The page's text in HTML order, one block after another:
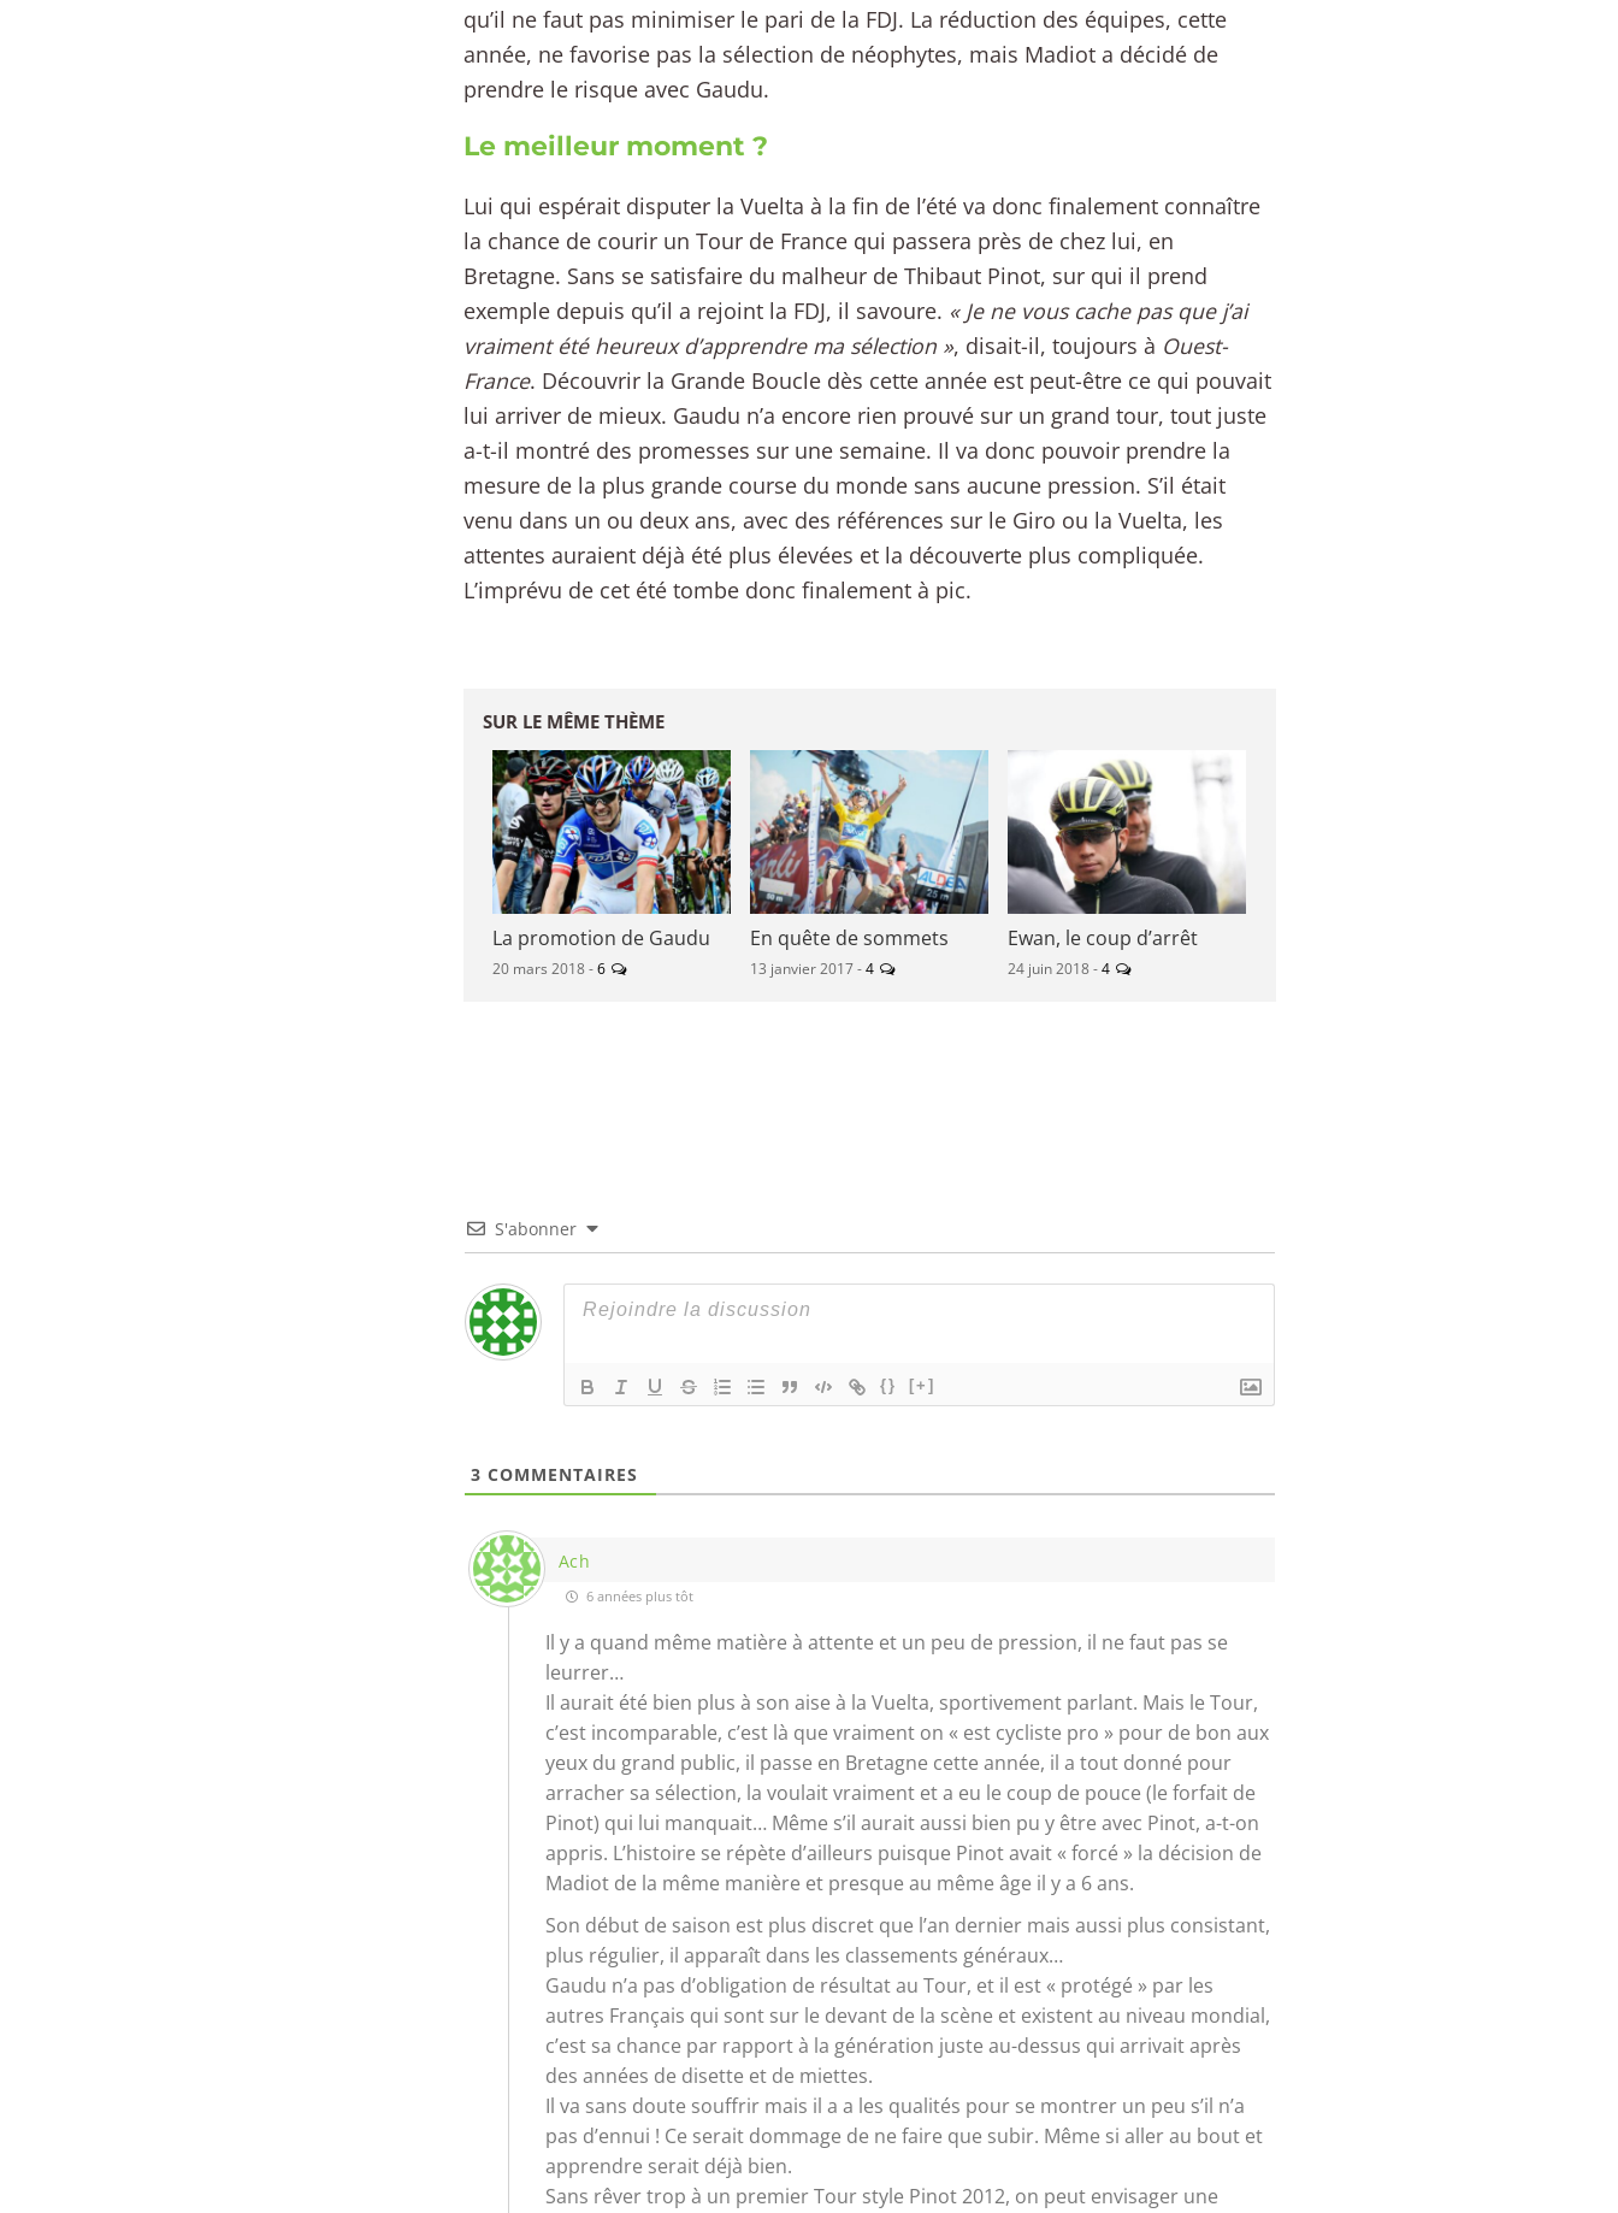
qu’il ne faut pas minimiser le pari de la FDJ. La réduction des équipes, cette
année, ne favorise pas la sélection de néophytes, mais Madiot a décidé de
prendre le risque avec Gaudu.
Le meilleur moment ?
Lui qui espérait disputer la Vuelta à la fin de l’été va donc finalement connaître
la chance de courir un Tour de France qui passera près de chez lui, en
Bretagne. Sans se satisfaire du malheur de Thibaut Pinot, sur qui il prend
exemple depuis qu’il a rejoint la FDJ, il savoure. « Je ne vous cache pas que j’ai
vraiment été heureux d’apprendre ma sélection », disait-il, toujours à Ouest-
France. Découvrir la Grande Boucle dès cette année est peut-être ce qui pouvait
lui arriver de mieux. Gaudu n’a encore rien prouvé sur un grand tour, tout juste
a-t-il montré des promesses sur une semaine. Il va donc pouvoir prendre la
mesure de la plus grande course du monde sans aucune pression. S’il était
venu dans un ou deux ans, avec des références sur le Giro ou la Vuelta, les
attentes auraient déjà été plus élevées et la découverte plus compliquée.
L’imprévu de cet été tombe donc finalement à pic.
SUR LE MÊME THÈME
La promotion de Gaudu
20 mars 2018 -6
En quête de sommets
13 janvier 2017 -4
Ewan, le coup d’arrêt
24 juin 2018 -4
S'abonner
{} [+]
3 COMMENTAIRES
Ach
6 années plus tôt
Il y a quand même matière à attente et un peu de pression, il ne faut pas se
leurrer…
Il aurait été bien plus à son aise à la Vuelta, sportivement parlant. Mais le Tour,
c’est incomparable, c’est là que vraiment on « est cycliste pro » pour de bon aux
yeux du grand public, il passe en Bretagne cette année, il a tout donné pour
arracher sa sélection, la voulait vraiment et a eu le coup de pouce (le forfait de
Pinot) qui lui manquait… Même s’il aurait aussi bien pu y être avec Pinot, a-t-on
appris. L’histoire se répète d’ailleurs puisque Pinot avait « forcé » la décision de
Madiot de la même manière et presque au même âge il y a 6 ans.
Son début de saison est plus discret que l’an dernier mais aussi plus consistant,
plus régulier, il apparaît dans les classements généraux…
Gaudu n’a pas d’obligation de résultat au Tour, et il est « protégé » par les
autres Français qui sont sur le devant de la scène et existent au niveau mondial,
c’est sa chance par rapport à la génération juste au-dessus qui arrivait après
des années de disette et de miettes.
Il va sans doute souffrir mais il a a les qualités pour se montrer un peu s’il n’a
pas d’ennui ! Ce serait dommage de ne faire que subir. Même si aller au bout et
apprendre serait déjà bien.
Sans rêver trop à un premier Tour style Pinot 2012, on peut envisager une